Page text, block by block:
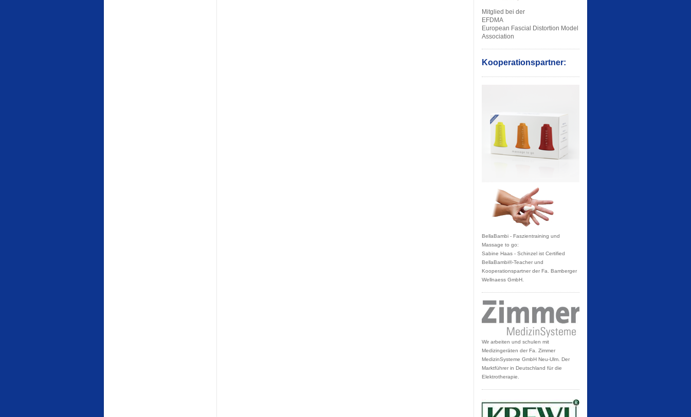
Mitglied bei der
EFDMA
European Fascial Distortion Model
Association
Kooperationspartner:
BellaBambi - Faszientraining und
Massage to go:
Sabine Haas - Schinzel ist Certified
BellaBambi®-Teacher und
Kooperationspartner der Fa. Bamberger
Wellnaess GmbH.
Wir arbeiten und schulen mit
Medizingeräten der Fa. Zimmer
MedizinSysteme GmbH Neu-Ulm. Der
Marktführer in Deutschland für die
Elektrotherapie.